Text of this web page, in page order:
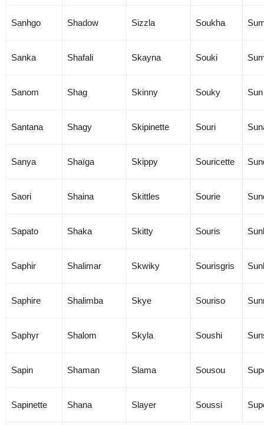
Sanhgo Shadow Sizzla Soukha
Sanka Shafali Skayna Souki
Sanom Shag Skinny Souky Sun
Santana Shagy Skipinette Souri
Sanya Shaïga Skippy Souricette
Saori Shaina Skittles Sourie
Sapato Shaka Skitty Souris
Saphir Shalimar Skwiky Sourisgris
Saphire Shalimba Skye Souriso
Saphyr Shalom Skyla Soushi
Sapin Shaman Slama Sousou
Sapinette Shana Slayer Soussi